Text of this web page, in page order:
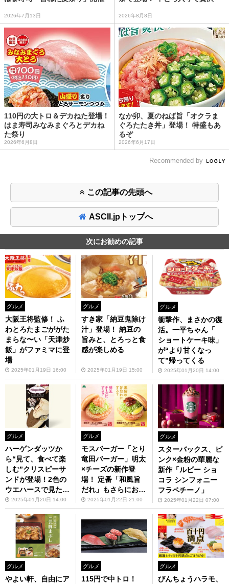
2026年7月13日 2026年8月8日
110円の大トロ＆デカねた登場！
はま寿司みなみまぐろとデカね
た祭り
2026年6月8日
なか卯、夏のねば旨「オクラま
ぐろたたき丼」登場！ 特盛もあ
るぞ
2026年6月17日
Recommended by
この記事の先頭へ
ASCII.jpトップへ
次にお勧めの記事
グルメ
大阪王将監修！ ふ
わとろたまごががた
まらな〜い「天津炒
飯」がファミマに登
場
2025年01月19日 16:00
グルメ
すき家「納豆鬼除け
汁」登場！ 納豆の
旨みと、とろっと食
感が楽しめる
2025年01月19日 15:00
グルメ
衝撃作、まさかの復
活。一平ちゃん「
ショートケーキ味」
が“より甘くなっ
て”帰ってくる
2025年01月20日 14:00
グルメ
ハーゲンダッツか
ら“見て、食べて楽
しむ”クリスピーサ
ンドが登場！2色の
ウエハースで見た目
も楽しい
2025年01月20日 14:00
グルメ
モスバーガー「とり
竜田バーガー」明太
×チーズの新作登
場！ 定番「和風旨
だれ」もさらにおい
しく2025年01月22日 21:00
グルメ
スターバックス、ピ
ンク×金粉の華麗な
新作「ルビー ショ
コラ シンフォニー
フラペチーノ」
2025年01月22日 07:00
グルメ
やよい軒、自由にア
グルメ
115円で中トロ！
グルメ
びんちょうハラモ、